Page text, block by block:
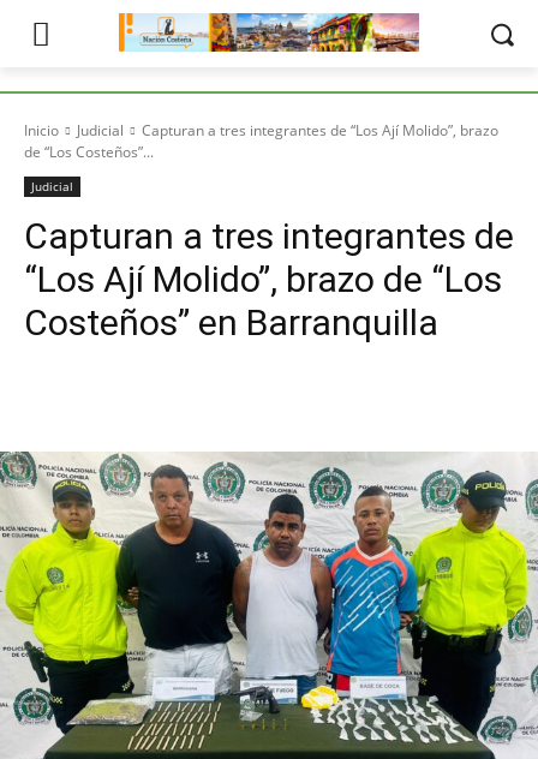
Inicio Judicial
Capturan a tres integrantes de “Los Ají Molido”, brazo
de “Los Costeños”...
Judicial
Capturan a tres integrantes de
“Los Ají Molido”, brazo de “Los
Costeños” en Barranquilla